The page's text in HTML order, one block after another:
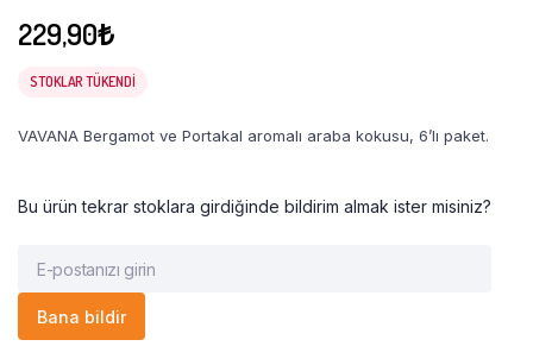
229,90₺
STOKLAR TÜKENDI
VAVANA Bergamot ve Portakal aromalı araba kokusu, 6’lı paket.
Bu ürün tekrar stoklara girdiğinde bildirim almak ister misiniz?
Bana bildir